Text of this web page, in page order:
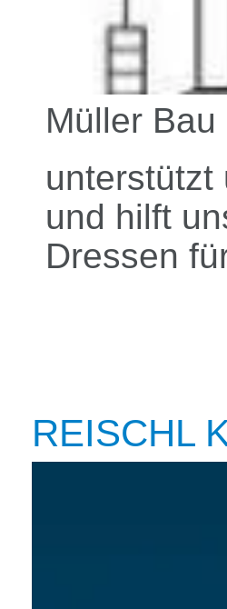
Müller
unterstützt
und hilft
Dressen
REISCHL